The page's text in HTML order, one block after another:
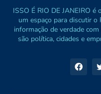
ISSO É RIO DE JANEIRO
um espaço para discutir o
informação de verdade
são política, cidades e